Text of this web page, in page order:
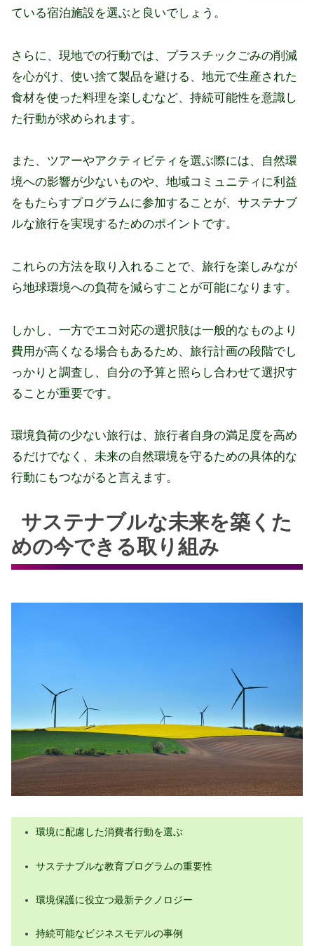
ている宿泊施設を選ぶと良いでしょう。
さらに、現地での行動では、プラスチックごみの削減
を心がけ、使い捨て製品を避ける、地元で生産された
食材を使った料理を楽しむなど、持続可能性を意識し
た行動が求められます。
また、ツアーやアクティビティを選ぶ際には、自然環
境への影響が少ないものや、地域コミュニティに利益
をもたらすプログラムに参加することが、サステナブ
ルな旅行を実現するためのポイントです。
これらの方法を取り入れることで、旅行を楽しみなが
ら地球環境への負荷を減らすことが可能になります。
しかし、一方でエコ対応の選択肢は一般的なものより
費用が高くなる場合もあるため、旅行計画の段階でし
っかりと調査し、自分の予算と照らし合わせて選択す
ることが重要です。
環境負荷の少ない旅行は、旅行者自身の満足度を高め
るだけでなく、未来の自然環境を守るための具体的な
行動にもつながると言えます。
サステナブルな未来を築くた
めの今できる取り組み
環境に配慮した消費者行動を選ぶ
サステナブルな教育プログラムの重要性
環境保護に役立つ最新テクノロジー
持続可能なビジネスモデルの事例